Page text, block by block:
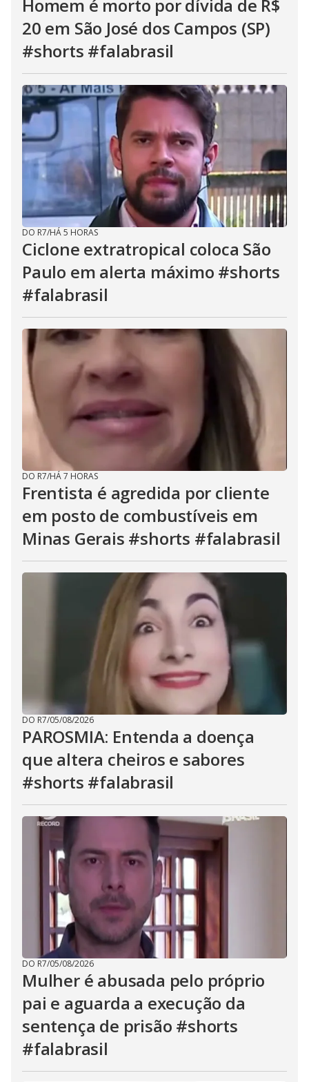
Homem é morto por dívida de R$
20 em São José dos Campos (SP)
#shorts #falabrasil
DO R7/HÁ 5 HORAS
Ciclone extratropical coloca São
Paulo em alerta máximo #shorts
#falabrasil
DO R7/HÁ 7 HORAS
Frentista é agredida por cliente
em posto de combustíveis em
Minas Gerais #shorts #falabrasil
DO R7/05/08/2026
PAROSMIA: Entenda a doença
que altera cheiros e sabores
#shorts #falabrasil
DO R7/05/08/2026
Mulher é abusada pelo próprio
pai e aguarda a execução da
sentença de prisão #shorts
#falabrasil